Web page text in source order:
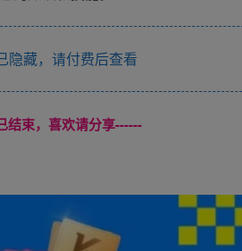
隐藏，请付费后查看
结束，喜欢请分享------